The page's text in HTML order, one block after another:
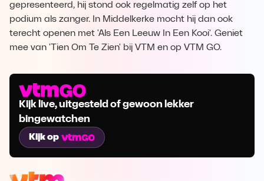
gepresenteerd, hij stond ook regelmatig zelf op het
podium als zanger. In Middelkerke mocht hij dan ook
terecht openen met 'Als Een Leeuw In Een Kooi'. Geniet
mee van 'Tien Om Te Zien' bij VTM en op VTM GO.
Kijk live, uitgesteld of gewoon lekker
bingewatchen
Kijk op